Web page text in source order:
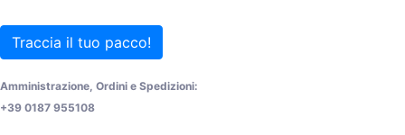
Traccia il tuo pacco!
Amministrazione, Ordini e Spedizioni:
+39 0187 955108